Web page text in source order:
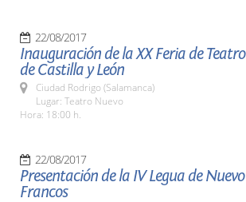
22/08/2017
Inauguración de la XX Feria de Teatro
de Castilla y León
Ciudad Rodrigo (Salamanca)
Lugar: Teatro Nuevo
Hora: 18:00 h.
22/08/2017
Presentación de la IV Legua de Nuevo
Francos